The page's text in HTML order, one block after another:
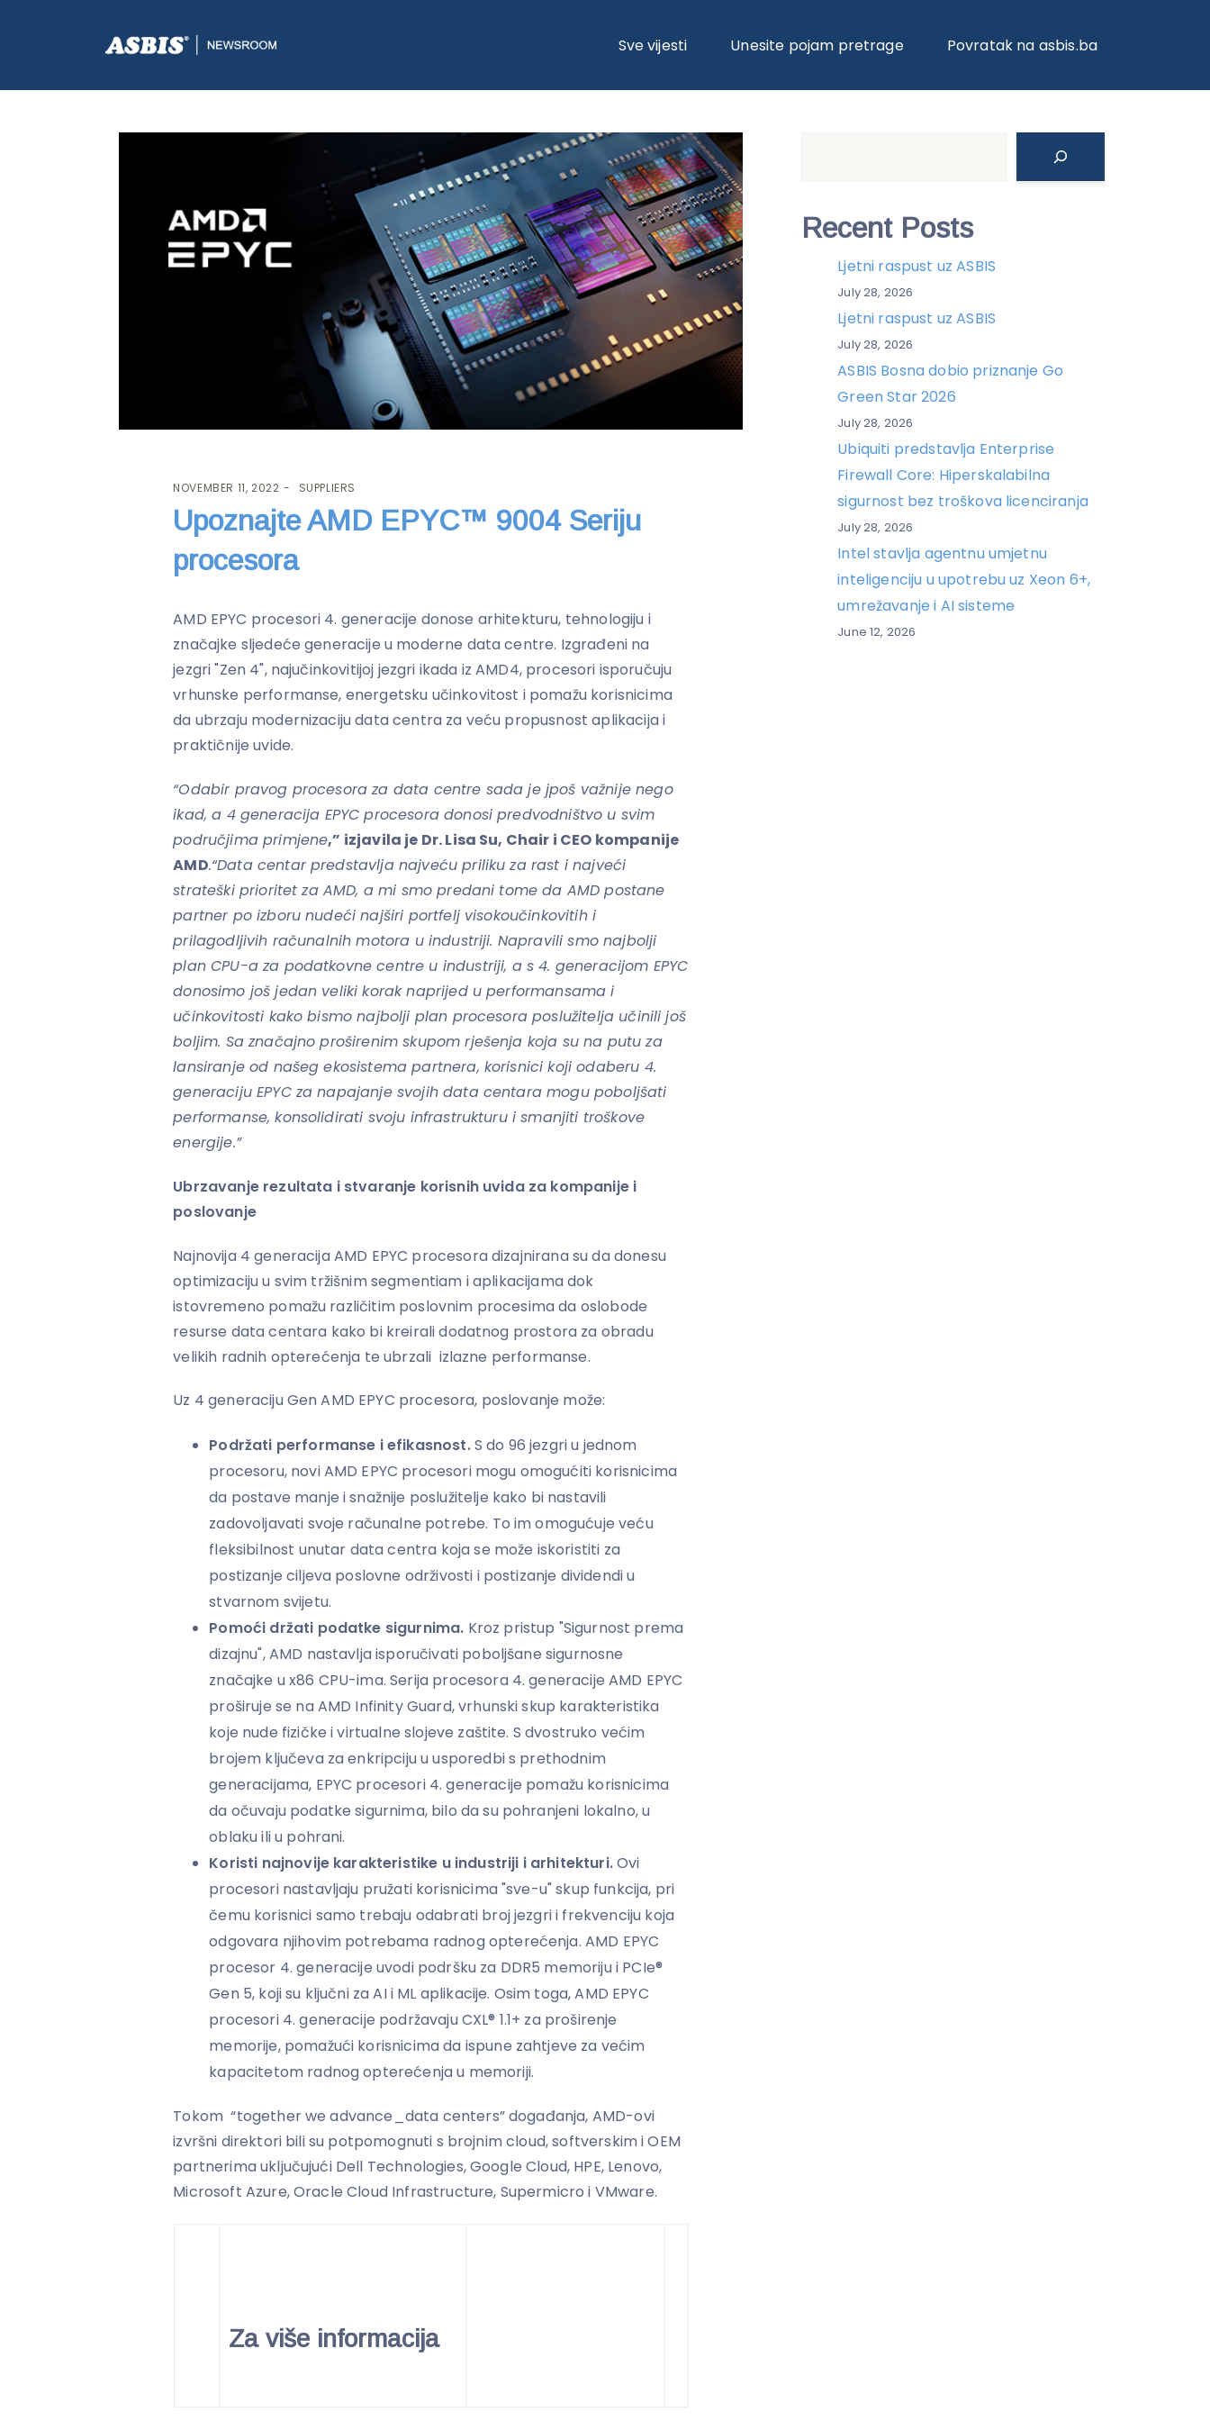
Sve vijesti Unesite pojam pretrage Povratak na asbis.ba
ASBIS.BA>SUPPLIERS> UPOZNAJTE AMD EPYC™ 9004 SERIJU PROCESORA
NOVEMBER 11, 2022 SUPPLIERS
Upoznajte AMD EPYC™ 9004 Seriju
procesora
AMD EPYC procesori 4. generacije donose arhitekturu, tehnologiju i
značajke sljedeće generacije u moderne data centre. Izgrađeni na
jezgri "Zen 4", najučinkovitijoj jezgri ikada iz AMD4, procesori isporučuju
vrhunske performanse, energetsku učinkovitost i pomažu korisnicima
da ubrzaju modernizaciju data centra za veću propusnost aplikacija i
praktičnije uvide.
“Odabir pravog procesora za data centre sada je jpoš važnije nego
ikad, a 4 generacija EPYC procesora donosi predvodništvo u svim
područjima primjene,” izjavila je Dr. Lisa Su, Chair i CEO kompanije
AMD.“Data centar predstavlja najveću priliku za rast i najveći
strateški prioritet za AMD, a mi smo predani tome da AMD postane
partner po izboru nudeći najširi portfelj visokoučinkovitih i
prilagodljivih računalnih motora u industriji. Napravili smo najbolji
plan CPU-a za podatkovne centre u industriji, a s 4. generacijom EPYC
donosimo još jedan veliki korak naprijed u performansama i
učinkovitosti kako bismo najbolji plan procesora poslužitelja učinili još
boljim. Sa značajno proširenim skupom rješenja koja su na putu za
lansiranje od našeg ekosistema partnera, korisnici koji odaberu 4.
generaciju EPYC za napajanje svojih data centara mogu poboljšati
performanse, konsolidirati svoju infrastrukturu i smanjiti troškove
energije.”
Ubrzavanje rezultata i stvaranje korisnih uvida za kompanije i
poslovanje
Najnovija 4 generacija AMD EPYC procesora dizajnirana su da donesu
optimizaciju u svim tržišnim segmentiam i aplikacijama dok
istovremeno pomažu različitim poslovnim procesima da oslobode
resurse data centara kako bi kreirali dodatnog prostora za obradu
velikih radnih opterećenja te ubrzali izlazne performanse.
Uz 4 generaciju Gen AMD EPYC procesora, poslovanje može:
Podržati performanse i efikasnost.S do 96 jezgri u jednom
procesoru, novi AMD EPYC procesori mogu omogućiti korisnicima
da postave manje i snažnije poslužitelje kako bi nastavili
zadovoljavati svoje računalne potrebe. To im omogućuje veću
fleksibilnost unutar data centra koja se može iskoristiti za
postizanje ciljeva poslovne održivosti i postizanje dividendi u
stvarnom svijetu.
Pomoći držati podatke sigurnima. Kroz pristup "Sigurnost prema
dizajnu", AMD nastavlja isporučivati ​​poboljšane sigurnosne
značajke u x86 CPU-ima. Serija procesora 4. generacije AMD EPYC
proširuje se na AMD Infinity Guard, vrhunski skup karakteristika
koje nude fizičke i virtualne slojeve zaštite. S dvostruko većim
brojem ključeva za enkripciju u usporedbi s prethodnim
generacijama, EPYC procesori 4. generacije pomažu korisnicima
da očuvaju podatke sigurnima, bilo da su pohranjeni lokalno, u
oblaku ili u pohrani.
Koristi najnovije karakteristike u industriji i arhitekturi.Ovi
procesori nastavljaju pružati korisnicima "sve-u" skup funkcija, pri
čemu korisnici samo trebaju odabrati broj jezgri i frekvenciju koja
odgovara njihovim potrebama radnog opterećenja. AMD EPYC
procesor 4. generacije uvodi podršku za DDR5 memoriju i PCIe®
Gen 5, koji su ključni za AI i ML aplikacije. Osim toga, AMD EPYC
procesori 4. generacije podržavaju CXL® 1.1+ za proširenje
memorije, pomažući korisnicima da ispune zahtjeve za većim
kapacitetom radnog opterećenja u memoriji.
Tokom “together we advance_data centers” događanja, AMD-ovi
izvršni direktori bili su potpomognuti s brojnim cloud, softverskim i OEM
partnerima uključujući Dell Technologies, Google Cloud, HPE, Lenovo,
Microsoft Azure, Oracle Cloud Infrastructure, Supermicro i VMware.
Za više informacija
Recent Posts
Ljetni raspust uz ASBIS
July 28, 2026
Ljetni raspust uz ASBIS
July 28, 2026
ASBIS Bosna dobio priznanje Go
Green Star 2026
July 28, 2026
Ubiquiti predstavlja Enterprise
Firewall Core: Hiperskalabilna
sigurnost bez troškova licenciranja
July 28, 2026
Intel stavlja agentnu umjetnu
inteligenciju u upotrebu uz Xeon 6+,
umrežavanje i AI sisteme
June 12, 2026